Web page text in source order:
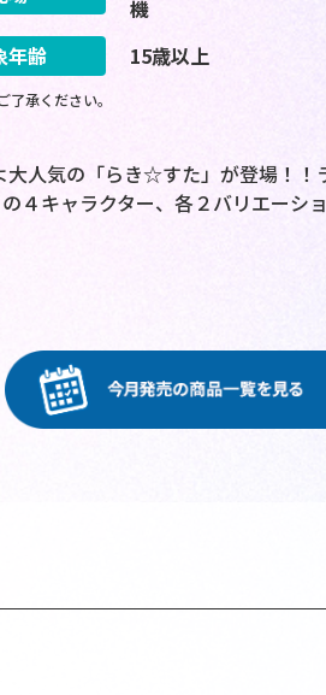
機
年齢
15歳以上
承ください。
人気の「らき☆すた」が登場！！
４キャラクター、各２バリエーシ